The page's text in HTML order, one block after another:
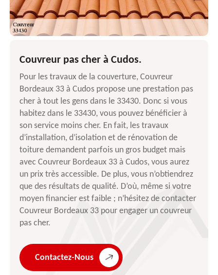
Couvreur pas cher à Cudos.
Pour les travaux de la couverture, Couvreur
Bordeaux 33 à Cudos propose une prestation pas
cher à tout les gens dans le 33430. Donc si vous
habitez dans le 33430, vous pouvez bénéficier à
son service moins cher. En fait, les travaux
d’installation, d’isolation et de rénovation de
toiture demandent parfois un gros budget mais
avec Couvreur Bordeaux 33 à Cudos, vous aurez
un prix très accessible. De plus, vous n’obtiendrez
que des résultats de qualité. D’où, même si votre
moyen financier est faible ; n’hésitez de contacter
Couvreur Bordeaux 33 pour engager un couvreur
pas cher.
Contactez-Nous